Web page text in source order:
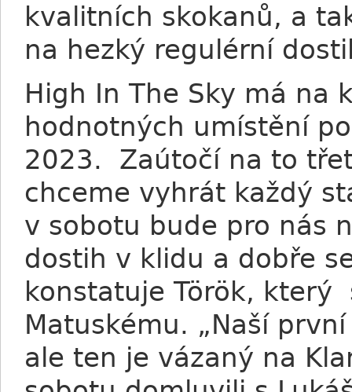
kvalitních skokanů, a
na hezký regulérní
High In The Sky má na
hodnotných umístění
2023. Zaútočí na to
chceme vyhrát každý
v sobotu bude pro nás
dostih v klidu a dobře
konstatuje Török, který
Matuskému. „Naší
ale ten je vázaný na